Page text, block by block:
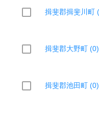
揖斐郡揖斐川町
揖斐郡大野町 (0)
揖斐郡池田町 (0)